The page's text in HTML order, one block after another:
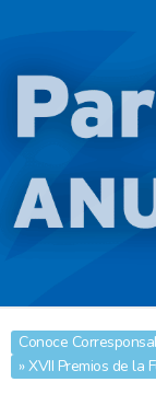
Conoce
» XVII Premios de la